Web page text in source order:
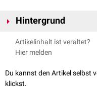
Hintergrund
In der Medizin wird der Begriff
Zusammenhängen verwendet,
des Körpers verletzen (z.B.
Linksherzkatheter
Artikelinhalt ist veraltet?
Hier melden
Du kannst den Artikel selbst
klickst.